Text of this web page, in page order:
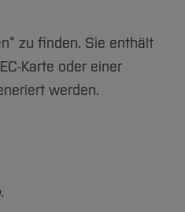
zu finden. Sie enthält
Karte oder einer
werden.